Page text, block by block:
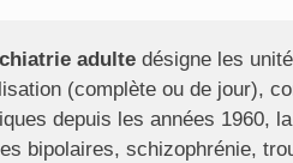
adulte désigne les
(complète ou de jour),
depuis les années 1960,
bipolaires, schizophrénie,